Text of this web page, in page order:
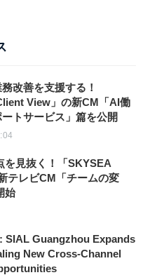
改善を支援する！
View」の新CM「AI働
トサービス」篇を公開
を見抜く！「SKYSEA
テレビCM「チームの変
始
SIAL Guangzhou Expands
New Cross-Channel